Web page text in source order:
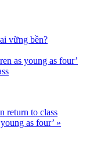
vững bền?
as young as four’
return to class
as four’ »